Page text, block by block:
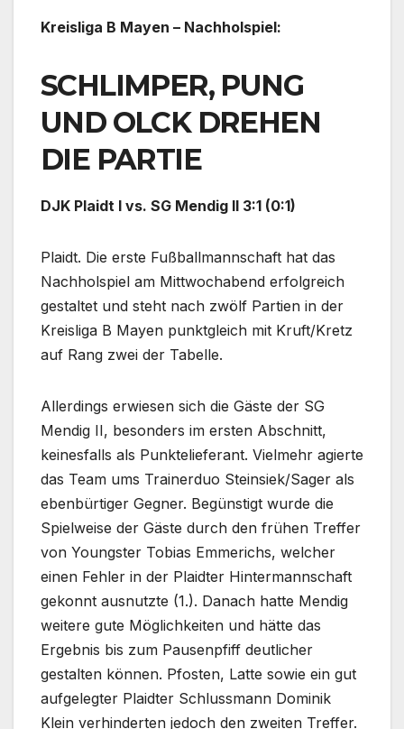
Kreisliga B Mayen – Nachholspiel:
SCHLIMPER, PUNG
UND OLCK DREHEN
DIE PARTIE
DJK Plaidt I vs. SG Mendig II 3:1 (0:1)
Plaidt. Die erste Fußballmannschaft hat das
Nachholspiel am Mittwochabend erfolgreich
gestaltet und steht nach zwölf Partien in der
Kreisliga B Mayen punktgleich mit Kruft/Kretz
auf Rang zwei der Tabelle.
Allerdings erwiesen sich die Gäste der SG
Mendig II, besonders im ersten Abschnitt,
keinesfalls als Punktelieferant. Vielmehr agierte
das Team ums Trainerduo Steinsiek/Sager als
ebenbürtiger Gegner. Begünstigt wurde die
Spielweise der Gäste durch den frühen Treffer
von Youngster Tobias Emmerichs, welcher
einen Fehler in der Plaidter Hintermannschaft
gekonnt ausnutzte (1.). Danach hatte Mendig
weitere gute Möglichkeiten und hätte das
Ergebnis bis zum Pausenpfiff deutlicher
gestalten können. Pfosten, Latte sowie ein gut
aufgelegter Plaidter Schlussmann Dominik
Klein verhinderten jedoch den zweiten Treffer.